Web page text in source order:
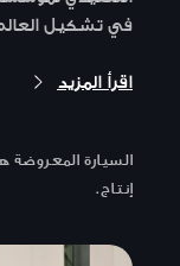
في تشكيل
اقرأ المزيد
السيارة
إنتاج.